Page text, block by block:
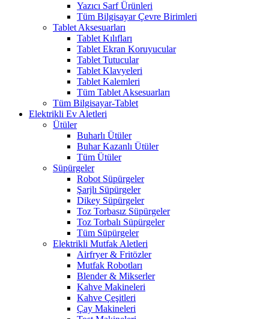
Yazıcı Sarf Ürünleri
Tüm Bilgisayar Çevre Birimleri
Tablet Aksesuarları
Tablet Kılıfları
Tablet Ekran Koruyucular
Tablet Tutucular
Tablet Klavyeleri
Tablet Kalemleri
Tüm Tablet Aksesuarları
Tüm Bilgisayar-Tablet
Elektrikli Ev Aletleri
Ütüler
Buharlı Ütüler
Buhar Kazanlı Ütüler
Tüm Ütüler
Süpürgeler
Robot Süpürgeler
Şarjlı Süpürgeler
Dikey Süpürgeler
Toz Torbasız Süpürgeler
Toz Torbalı Süpürgeler
Tüm Süpürgeler
Elektrikli Mutfak Aletleri
Airfryer & Fritözler
Mutfak Robotları
Blender & Mikserler
Kahve Makineleri
Kahve Çeşitleri
Çay Makineleri